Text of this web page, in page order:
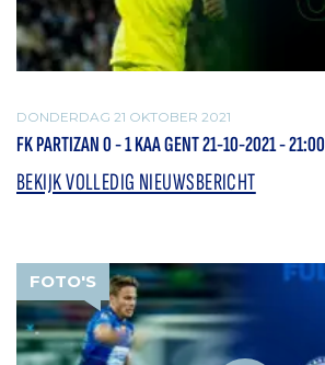
DONDERDAG 21 OKTOBER 2021
FK PARTIZAN 0 - 1 KAA GENT 21-10-2021 - 21:00
BEKIJK VOLLEDIG NIEUWSBERICHT
FOTO'S